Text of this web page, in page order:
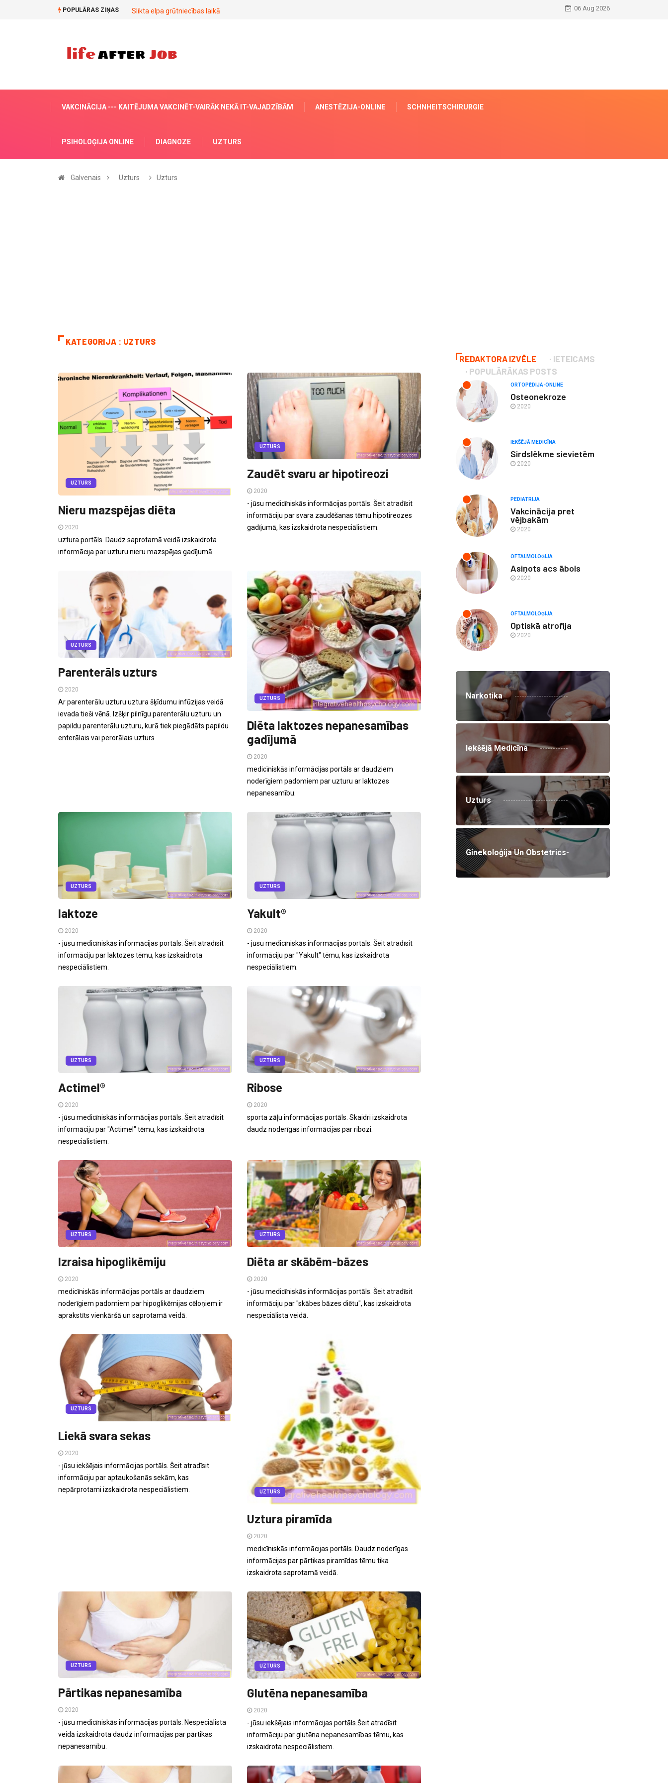
POPULĀRAS ZIŅAS Slikta elpa grūtniecības laikā 06 Aug 2026
VAKCINĀCIJA --- KAITĒJUMA VAKCINĒT-VAIRĀK NEKĀ IT-VAJADZĪBĀM ANESTĒZIJA-ONLINE SCHNHEITSCHIRURGIE
PSIHOLOĢIJA ONLINE DIAGNOZE UZTURS
Galvenais Uzturs Uzturs
KATEGORIJA : UZTURS
UZTURS
Nieru mazspējas diēta
2020
uztura portāls. Daudz saprotamā veidā izskaidrota
informācija par uzturu nieru mazspējas gadījumā.
UZTURS
Zaudēt svaru ar hipotireozi
2020
- jūsu medicīniskās informācijas portāls. Šeit atradīsit
informāciju par svara zaudēšanas tēmu hipotireozes
gadījumā, kas izskaidrota nespeciālistiem.
UZTURS
Parenterāls uzturs
2020
Ar parenterālu uzturu uztura šķīdumu infūzijas veidā
ievada tieši vēnā. Izšķir pilnīgu parenterālu uzturu un
papildu parenterālu uzturu, kurā tiek piegādāts papildu
enterālais vai perorālais uzturs
UZTURS
Diēta laktozes nepanesamības
gadījumā
2020
medicīniskās informācijas portāls ar daudziem
noderīgiem padomiem par uzturu ar laktozes
nepanesamību.
UZTURS
laktoze
2020
- jūsu medicīniskās informācijas portāls. Šeit atradīsit
informāciju par laktozes tēmu, kas izskaidrota
nespeciālistiem.
UZTURS
Yakult®
2020
- jūsu medicīniskās informācijas portāls. Šeit atradīsit
informāciju par "Yakult" tēmu, kas izskaidrota
nespeciālistiem.
UZTURS
Actimel®
2020
- jūsu medicīniskās informācijas portāls. Šeit atradīsit
informāciju par "Actimel" tēmu, kas izskaidrota
nespeciālistiem.
UZTURS
Ribose
2020
sporta zāļu informācijas portāls. Skaidri izskaidrota
daudz noderīgas informācijas par ribozi.
UZTURS
Izraisa hipoglikēmiju
2020
medicīniskās informācijas portāls ar daudziem
noderīgiem padomiem par hipoglikēmijas cēloņiem ir
aprakstīts vienkāršā un saprotamā veidā.
UZTURS
Diēta ar skābēm-bāzes
2020
- jūsu medicīniskās informācijas portāls. Šeit atradīsit
informāciju par "skābes bāzes diētu", kas izskaidrota
nespeciālista veidā.
UZTURS
Liekā svara sekas
2020
- jūsu iekšējais informācijas portāls. Šeit atradīsit
informāciju par aptaukošanās sekām, kas
nepārprotami izskaidrota nespeciālistiem.
UZTURS
Uztura piramīda
2020
medicīniskās informācijas portāls. Daudz noderīgas
informācijas par pārtikas piramīdas tēmu tika
izskaidrota saprotamā veidā.
UZTURS
Pārtikas nepanesamība
2020
- jūsu medicīniskās informācijas portāls. Nespeciālista
veidā izskaidrota daudz informācijas par pārtikas
nepanesamību.
UZTURS
Glutēna nepanesamība
2020
- jūsu iekšējais informācijas portāls.Šeit atradīsit
informāciju par glutēna nepanesamības tēmu, kas
izskaidrota nespeciālistiem.
REDAKTORA IZVĒLE
IETEICAMS
POPULĀRĀKAS POSTS
ORTOPĒDIJA-ONLINE
Osteonekroze
2020
IEKŠĒJĀ MEDICĪNA
Sirdslēkme sievietēm
2020
PEDIATRIJA
Vakcinācija pret
vējbakām
2020
OFTALMOLOĢIJA
Asiņots acs ābols
2020
OFTALMOLOĢIJA
Optiskā atrofija
2020
Narkotika
Iekšējā Medicīna
Uzturs
Ginekoloģija Un Obstetrics-